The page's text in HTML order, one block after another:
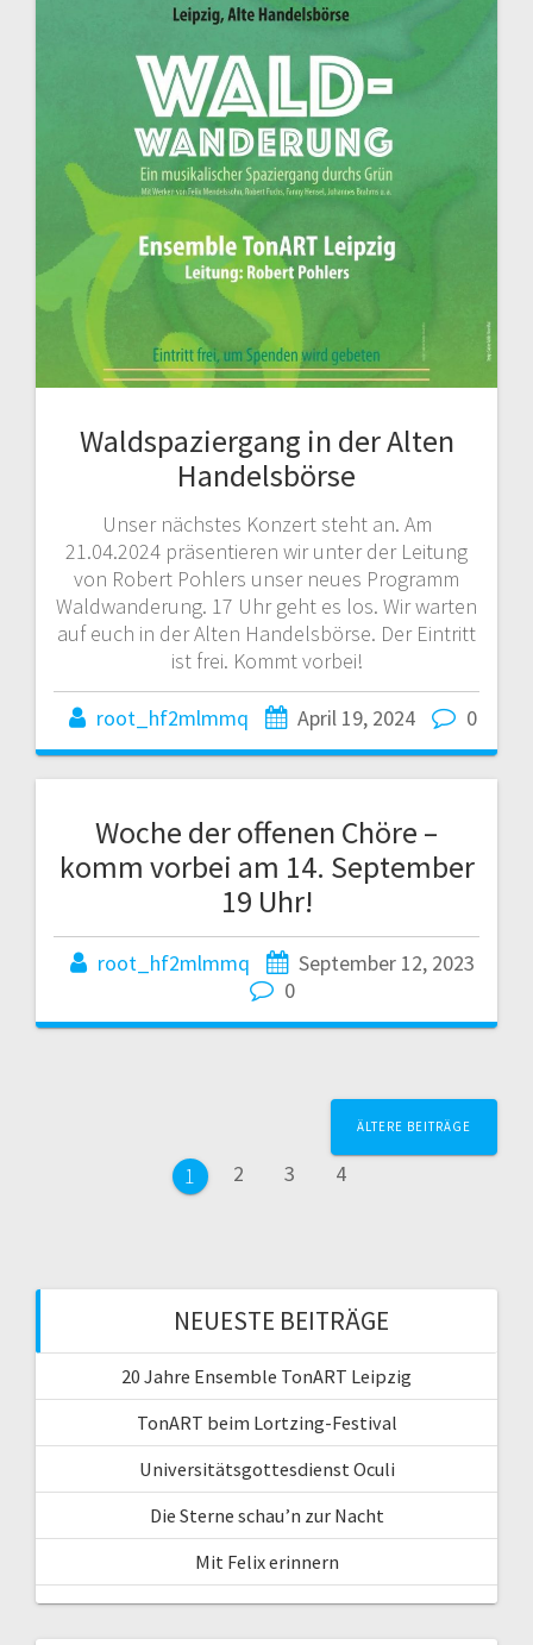
Waldspaziergang in der Alten
Handelsbörse
Unser nächstes Konzert steht an. Am
21.04.2024 präsentieren wir unter der Leitung
von Robert Pohlers unser neues Programm
Waldwanderung. 17 Uhr geht es los. Wir warten
auf euch in der Alten Handelsbörse. Der Eintritt
ist frei. Kommt vorbei!
root_hf2mlmmq April 19, 2024 0
Woche der offenen Chöre –
komm vorbei am 14. September
19 Uhr!
root_hf2mlmmq
September 12, 2023
0
Beitragsnavigation
Seite
1 Seite
2 Seite
3 Seite
4
ÄLTERE BEITRÄGE
NEUESTE BEITRÄGE
20 Jahre Ensemble TonART Leipzig
TonART beim Lortzing-Festival
Universitätsgottesdienst Oculi
Die Sterne schau’n zur Nacht
Mit Felix erinnern